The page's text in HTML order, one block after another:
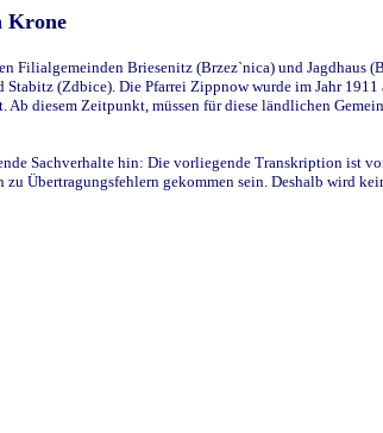
Krone
Briesenitz (Brzez`nica) und Jagdhaus
(Zdbice). Die Pfarrei Zippnow wurde im Jahr
diesem Zeitpunkt, müssen für diese ländlichen
Sachverhalte hin: Die vorliegende Transkription ist
Übertragungsfehlern gekommen sein. Deshalb wird